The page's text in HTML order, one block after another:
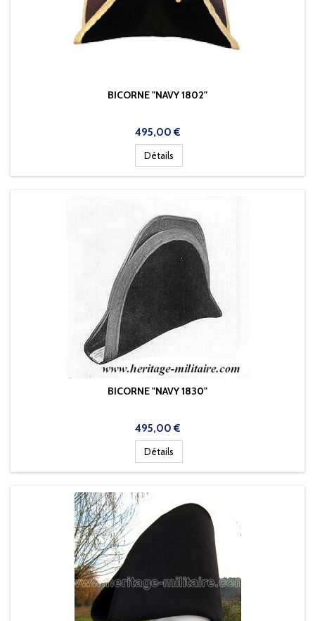
BICORNE "NAVY 1802"
Prix
495,00 €
Détails
BICORNE "NAVY 1830"
Prix
495,00 €
Détails